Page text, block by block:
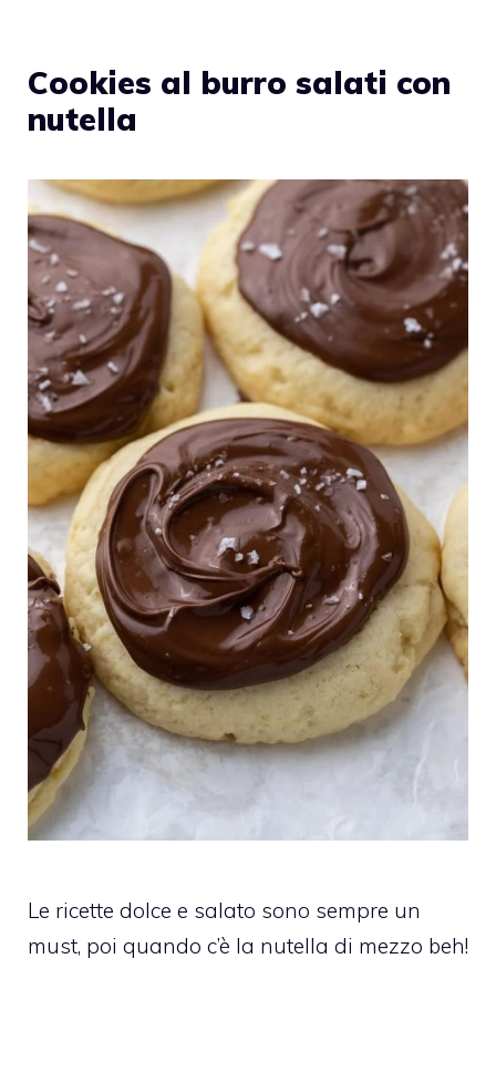
Cookies al burro salati con
nutella
Le ricette dolce e salato sono sempre un
must, poi quando c’è la nutella di mezzo beh!